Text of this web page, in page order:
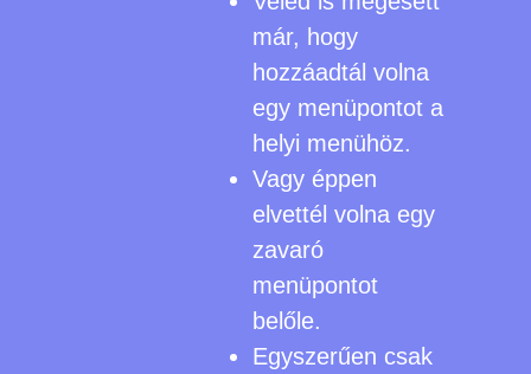
már, hogy
hozzáadtál volna
egy menüpontot a
helyi menühöz.
Vagy éppen
elvettél volna egy
zavaró
menüpontot
belőle.
Egyszerűen csak